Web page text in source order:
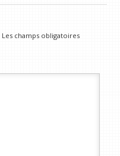
Les champs obligatoires